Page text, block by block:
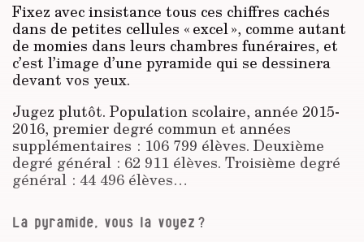
Fixez avec insistance tous ces chiffres cachés
dans de petites cellules « excel », comme autant
de momies dans leurs chambres funéraires, et
c’est l’image d’une pyramide qui se dessinera
devant vos yeux.
Jugez plutôt. Population scolaire, année 2015-
2016, premier degré commun et années
supplémentaires : 106 799 élèves. Deuxième
degré général : 62 911 élèves. Troisième degré
général : 44 496 élèves…
La pyramide, vous la voyez ?